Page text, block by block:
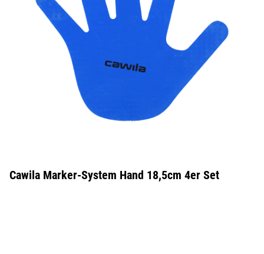
Cawila Marker-System Hand 18,5cm 4er Set